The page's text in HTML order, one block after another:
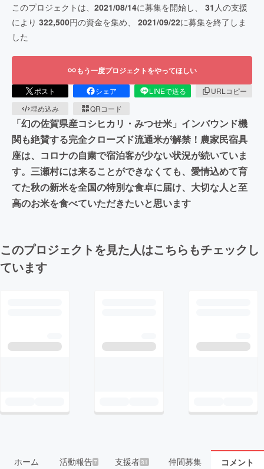
このプロジェクトは、 2021/08/14に募集を開始し、 31 人の支援
により 322,500円の資金を集め、 2021/09/22に募集を終了しま
した
もう一度プロジェクトをやってほしい
ポスト シェア LINEで送る
URLコピー
埋め込み
QRコード
「幻の佐賀県産コシヒカリ・みつせ米」インバウンド機
関も絶賛する完全クローズド流通米が解禁！農家民宿具
座は、コロナの自粛で宿泊客が少ない状況が続いていま
す。三瀬村には来ることができなくても、愛情込めて育
てた秋の新米を全国の特別な食卓に届け、大切な人と至
高のお米を食べていただきたいと思います
このプロジェクトを見た人はこちらもチェックし
ています
ホーム 活動報告7 支援者31 仲間募集 コメント